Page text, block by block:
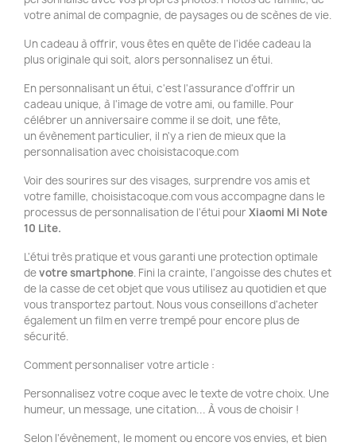
votre animal de compagnie, de paysages ou de scènes de vie.
Un cadeau à offrir, vous êtes en quête de l'idée cadeau la
plus originale qui soit, alors personnalisez un étui.
En personnalisant un étui, c'est l'assurance d'offrir un
cadeau unique, à l'image de votre ami, ou famille. Pour
célébrer un anniversaire comme il se doit, une fête,
un évènement particulier, il n'y a rien de mieux que la
personnalisation avec choisistacoque.com
Voir des sourires sur des visages, surprendre vos amis et
votre famille, choisistacoque.com vous accompagne dans le
processus de personnalisation de l'étui pour Xiaomi Mi Note
10 Lite.
L'étui très pratique et vous garanti une protection optimale
devotre smartphone. Fini la crainte, l'angoisse des chutes et
de la casse de cet objet que vous utilisez au quotidien et que
vous transportez partout. Nous vous conseillons d'acheter
également un film en verre trempé pour encore plus de
sécurité.
Comment personnaliser votre article :
Personnalisez votre coque avec le texte de votre choix. Une
humeur, un message, une citation... À vous de choisir !
Selon l'évènement, le moment ou encore vos envies, et bien